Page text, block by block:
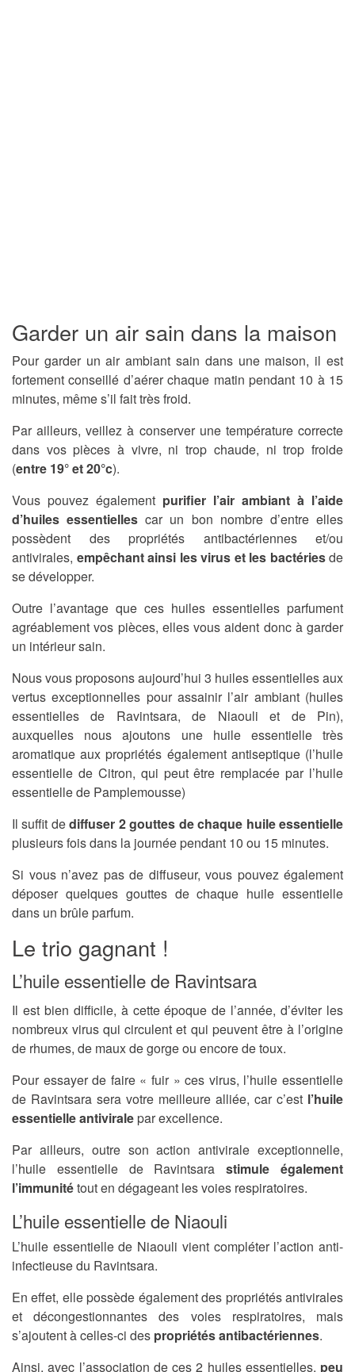
Garder un air sain dans la maison
Pour garder un air ambiant sain dans une maison, il est
fortement conseillé d’aérer chaque matin pendant 10 à 15
minutes, même s’il fait très froid.
Par ailleurs, veillez à conserver une température correcte
dans vos pièces à vivre, ni trop chaude, ni trop froide
(entre 19° et 20°c).
Vous pouvez également purifier l’air ambiant à l’aide
d’huiles essentielles car un bon nombre d’entre elles
possèdent des propriétés antibactériennes et/ou
antivirales, empêchant ainsi les virus et les bactériesde
se développer.
Outre l’avantage que ces huiles essentielles parfument
agréablement vos pièces, elles vous aident donc à garder
un intérieur sain.
Nous vous proposons aujourd’hui 3 huiles essentielles aux
vertus exceptionnelles pour assainir l’air ambiant (huiles
essentielles de Ravintsara, de Niaouli et de Pin),
auxquelles nous ajoutons une huile essentielle très
aromatique aux propriétés également antiseptique (l’huile
essentielle de Citron, qui peut être remplacée par l’huile
essentielle de Pamplemousse)
Il suffit dediffuser 2 gouttes de chaque huile essentielle
plusieurs fois dans la journée pendant 10 ou 15 minutes.
Si vous n’avez pas de diffuseur, vous pouvez également
déposer quelques gouttes de chaque huile essentielle
dans un brûle parfum.
Le trio gagnant !
L’huile essentielle de Ravintsara
Il est bien difficile, à cette époque de l’année, d’éviter les
nombreux virus qui circulent et qui peuvent être à l’origine
de rhumes, de maux de gorge ou encore de toux.
Pour essayer de faire « fuir » ces virus, l’huile essentielle
de Ravintsara sera votre meilleure alliée, car c’est l’huile
essentielle antiviralepar excellence.
Par ailleurs, outre son action antivirale exceptionnelle,
l’huile essentielle de Ravintsarastimule également
l’immunitétout en dégageant les voies respiratoires.
L’huile essentielle de Niaouli
L’huile essentielle de Niaouli vient compléter l’action anti-
infectieuse du Ravintsara.
En effet, elle possède également des propriétés antivirales
et décongestionnantes des voies respiratoires, mais
s’ajoutent à celles-ci des propriétés antibactériennes.
Ainsi, avec l’association de ces 2 huiles essentielles, peu